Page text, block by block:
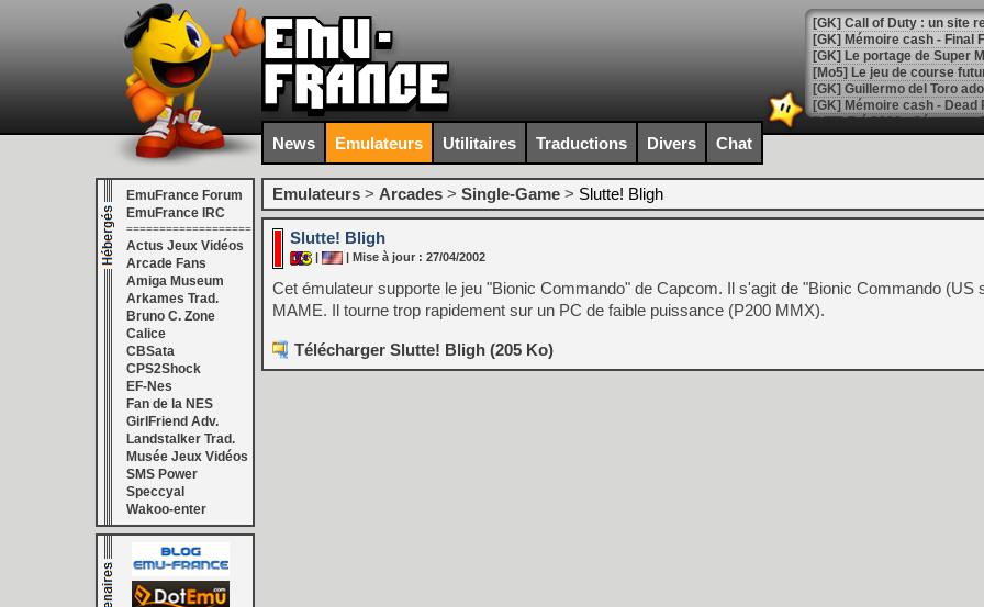
[GK] Le portage de Super
[Mo5] Le jeu de course
[GK] Guillermo del Toro
[LTF] Eté 2026 - Séquence
[GK] Mistfall Hunter :
[GK] Wo Long 2 évolue
[GK] Crossfire : un TPS à
[LS] [PS5] Premiers
[Mo5] DOOM arrive en
[GK] Bethesda fête les 30
[GK] Roblox : l'action en
[GK] Agenda - GeForce
[LS] [PS5] ps5-y2jb-
[GK] Pourquoi Marvel
[GK] GTA 6 : Rockstar
[GK] Hot Wheels Infinite
[GK] Mémoire cash -
[GK] Résultats Nintendo :
News Emulateurs Utilitaires Traductions Divers Chat
EmuFrance Forum
EmuFrance IRC
===================
Actus Jeux Vidéos
Arcade Fans
Amiga Museum
Arkames Trad.
Bruno C. Zone
Calice
CBSata
CPS2Shock
EF-Nes
Fan de la NES
GirlFriend Adv.
Landstalker Trad.
Musée Jeux Vidéos
SMS Power
Speccyal
Wakoo-enter
Emulateurs > Arcades > Single-Game > Slutte! Bligh
Slutte! Bligh
| | Mise à jour : 27/04/2002
Cet émulateur supporte le jeu "Bionic Commando" de Capcom. Il s'agit de "Bionic Commando (US
MAME. Il tourne trop rapidement sur un PC de faible puissance (P200 MMX).
Télécharger Slutte! Bligh (205 Ko)